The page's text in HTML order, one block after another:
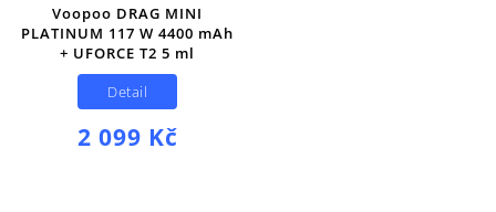
Voopoo DRAG MINI
PLATINUM 117 W 4400 mAh
+ UFORCE T2 5 ml
2 099 Kč
Detail